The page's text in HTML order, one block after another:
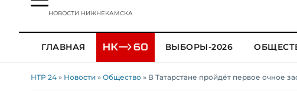
НОВОСТИ НИЖНЕКАМСКА
ГЛАВНАЯ ВЫБОРЫ-2026
НТР 24 » Новости » Общество » В Татарстане пройдёт первое очное